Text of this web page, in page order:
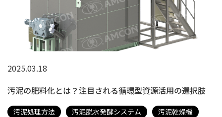
2025.03.18
汚泥の肥料化とは？注目される循環型資源活用の選択肢
汚泥処理方法 汚泥脱水発酵システム
汚泥乾燥機